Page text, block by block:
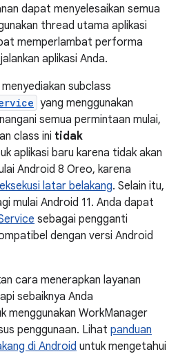
dapat menyelesaikan semua
thread utama aplikasi
memperlambat performa
aplikasi Anda.
subclass
yang menggunakan
semua permintaan mulai,
class ini tidak
aplikasi baru karena tidak akan
Android 8 Oreo, karena
latar belakang. Selain itu,
mulai Android 11. Anda dapat
sebagai pengganti
dengan versi Android
cara menerapkan layanan
sebaiknya Anda
menggunakan WorkManager
penggunaan. Lihat panduan
di Android untuk mengetahui